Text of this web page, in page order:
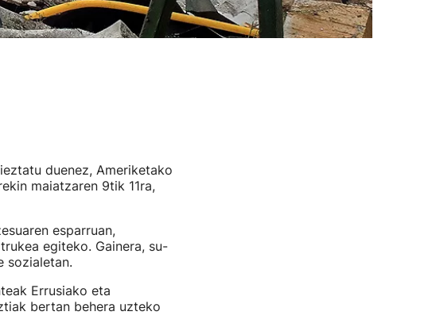
duenez, Ameriketako
maiatzaren 9tik 11ra,
esparruan,
egiteko. Gainera, su-
sozialetan.
Errusiako eta
bertan behera uzteko